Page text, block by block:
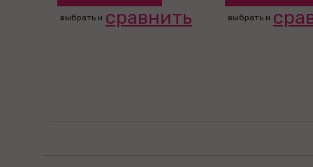
выбрать и сравнить выбрать и